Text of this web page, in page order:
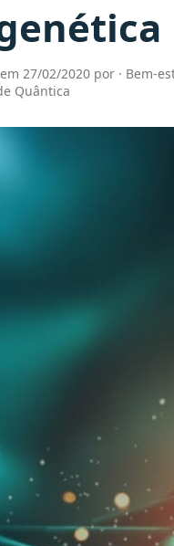
27/02/2020 por · Bem-
Quântica